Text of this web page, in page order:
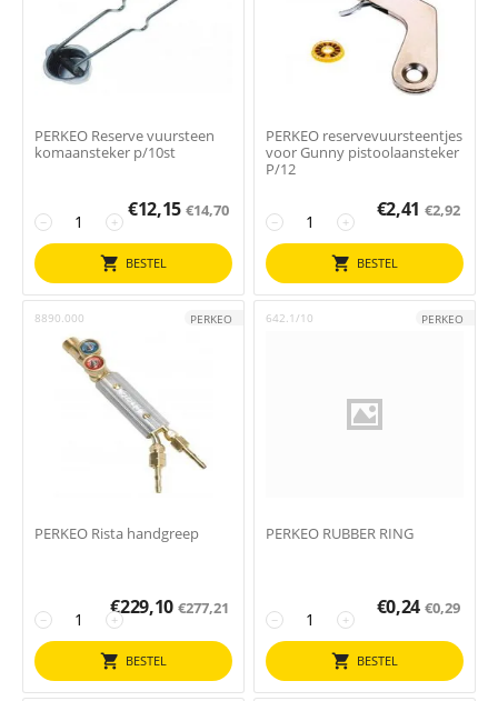
PERKEO Reserve vuursteen
komaansteker p/10st
+
−
€12,15 €14,70
BESTEL
PERKEO reservevuursteentjes
voor Gunny pistoolaansteker
P/12
+
−
€2,41 €2,92
BESTEL
8890.000 PERKEO
PERKEO Rista handgreep
+
−
€229,10 €277,21
BESTEL
642.1/10 PERKEO
PERKEO RUBBER RING
+
−
€0,24 €0,29
BESTEL